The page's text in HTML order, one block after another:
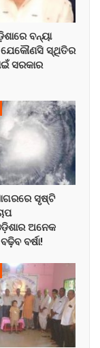
ବନ୍ୟା
ଯେକୌଣସି ସ୍ଥିତିର
ସରକାର
ସୃଷ୍ଟି
ଅନେକ
ବର୍ଷା!